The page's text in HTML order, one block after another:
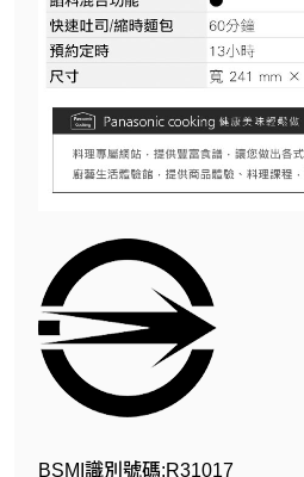
BSMI識別號碼:R31017